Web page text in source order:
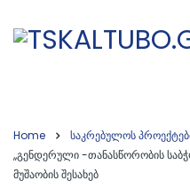
Home საკრებულოს
,,გენდერული -თანასწორობის
მუშაობის შესახებ